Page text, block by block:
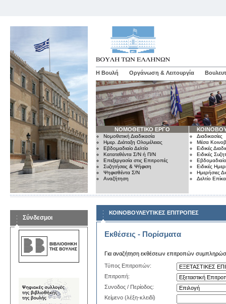
Η Βουλή Οργάνωση & Λειτουργία
ΝΟΜΟΘΕΤΙΚΟ ΕΡΓΟ
Νομοθετική Διαδικασία
Ημερ. Διάταξη Ολομέλειας
Εβδομαδιαίο Δελτίο
Κατατεθέντα Σ/Ν ή Π/Ν
Επεξεργασία στις Επιτροπές
Συζητήσεις & Ψήφιση
Ψηφισθέντα Σ/Ν
Αναζήτηση
Διαδικασίες
Μέσα
Ειδικές
Ειδικές
Εβδομαδιαίο
Ειδικές
Ημερήσιες
Δελτίο
Σύνδεσμοι
ΚΟΙΝΟΒΟΥΛΕΥΤΙΚΕΣ ΕΠΙΤΡΟΠΕΣ
Εκθέσεις - Πορίσματα
Για αναζήτηση εκθέσεων επιτροπών
Τύπος Επιτροπών:
Επιτροπή:
Συνοδος / Περίοδος:
Κείμενο (λέξη-κλειδί)